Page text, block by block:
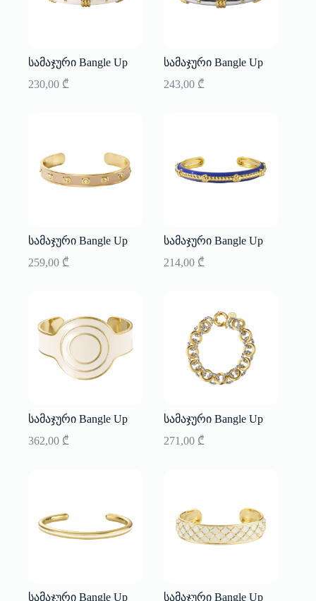
სამაჯური Bangle Up
230,00 ₾
სამაჯური Bangle Up
243,00 ₾
სამაჯური Bangle Up
259,00 ₾
სამაჯური Bangle Up
214,00 ₾
სამაჯური Bangle Up
362,00 ₾
სამაჯური Bangle Up
271,00 ₾
სამაჯური Bangle Up სამაჯური Bangle Up